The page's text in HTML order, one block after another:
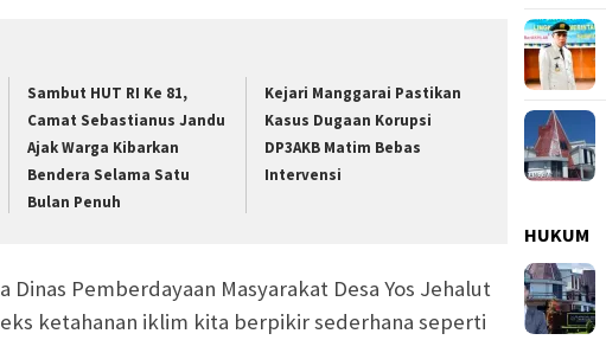
Sambut HUT RI Ke 81,
Camat Sebastianus Jandu
Ajak Warga Kibarkan
Bendera Selama Satu
Bulan Penuh
Kejari Manggarai Pastikan
Kasus Dugaan Korupsi
DP3AKB Matim Bebas
Intervensi
Dinas Pemberdayaan Masyarakat Desa Yos Jehalut
ketahanan iklim kita berpikir sederhana seperti
HUKUM